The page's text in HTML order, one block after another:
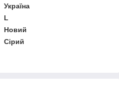
Україна
L
Новий
Сірий